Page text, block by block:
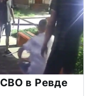
в Ревде